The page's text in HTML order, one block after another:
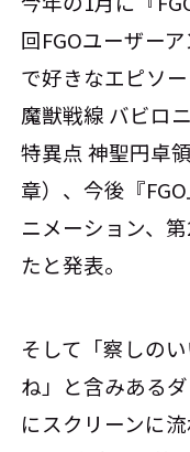
回FGOユーザー
で好きなエピソ
魔獣戦線 バビロ
特異点 神聖円卓
章）、今後『
ニメーション、
たと発表。
そして「察しの
ね」と含みある
にスクリーンに